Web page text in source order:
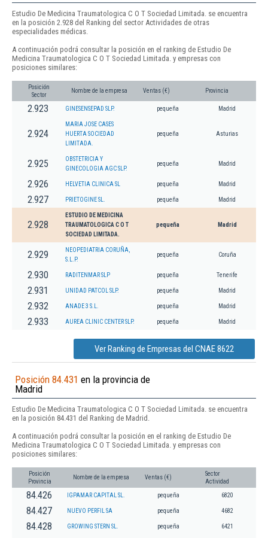
Estudio De Medicina Traumatologica C O T Sociedad Limitada. se encuentra
en la posición 2.928 del Ranking del sector Actividades de otras
especialidades médicas.
A continuación podrá consultar la posición en el ranking de Estudio De
Medicina Traumatologica C O T Sociedad Limitada. y empresas con
posiciones similares:
Posición
Sector
Nombre de la empresa Ventas (€) Provincia
2.923 GINESENSEPAD SLP. pequeña Madrid
2.924
MARIA JOSE CASES
HUERTA SOCIEDAD
LIMITADA.
pequeña Asturias
2.925
OBSTETRICIA Y
GINECOLOGIA AGC SLP.
pequeña Madrid
2.926 HELVETIA CLINICA SL pequeña Madrid
2.927 PRIETOGINE SL. pequeña Madrid
2.928
ESTUDIO DE MEDICINA
TRAUMATOLOGICA C O T
SOCIEDAD LIMITADA.
pequeña Madrid
2.929
NEOPEDIATRIA CORUÑA,
S.L.P.
pequeña Coruña
2.930 RADITENMAR SLP pequeña Tenerife
2.931 UNIDAD PATCOL SLP. pequeña Madrid
2.932 ANADE 3 S.L. pequeña Madrid
2.933 AUREA CLINIC CENTER SLP. pequeña Madrid
Ver Ranking de Empresas del CNAE 8622
Posición 84.431 en la provincia de
Madrid
Estudio De Medicina Traumatologica C O T Sociedad Limitada. se encuentra
en la posición 84.431 del Ranking de Madrid.
A continuación podrá consultar la posición en el ranking de Estudio De
Medicina Traumatologica C O T Sociedad Limitada. y empresas con
posiciones similares:
Posición
Provincia
Nombre de la empresa Ventas (€)
Sector
Actividad
84.426 IGPAMAR CAPITAL SL. pequeña 6820
84.427 NUEVO PERFIL SA pequeña 4682
84.428 GROWING STERN SL. pequeña 6421